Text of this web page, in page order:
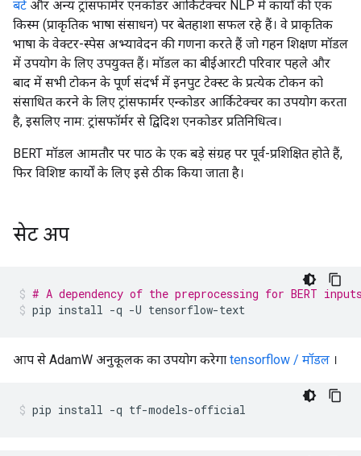
बर्ट और अन्य ट्रांसफार्मर एनकोडर आर्किटेक्चर NLP में कार्यों की एक
किस्म (प्राकृतिक भाषा संसाधन) पर बेतहाशा सफल रहे हैं। वे प्राकृतिक
भाषा के वेक्टर-स्पेस अभ्यावेदन की गणना करते हैं जो गहन शिक्षण मॉडल
में उपयोग के लिए उपयुक्त हैं। मॉडल का बीईआरटी परिवार पहले और
बाद में सभी टोकन के पूर्ण संदर्भ में इनपुट टेक्स्ट के प्रत्येक टोकन को
संसाधित करने के लिए ट्रांसफार्मर एन्कोडर आर्किटेक्चर का उपयोग करता
है, इसलिए नाम: ट्रांसफॉर्मर से द्विदिश एनकोडर प्रतिनिधित्व।
BERT मॉडल आमतौर पर पाठ के एक बड़े संग्रह पर पूर्व-प्रशिक्षित होते हैं,
फिर विशिष्ट कार्यों के लिए इसे ठीक किया जाता है।
सेट अप
# A dependency of the preprocessing for BERT
pip install -q -U tensorflow-text
आप से AdamW अनुकूलक का उपयोग करेगा tensorflow / मॉडल ।
pip install -q tf-models-official